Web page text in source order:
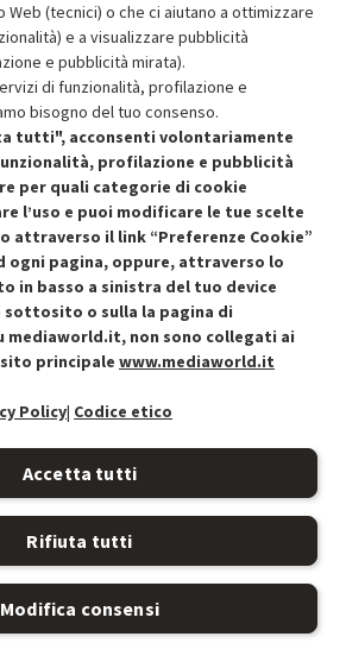
HHP30C 011 - PRMG GRADING OOBN -
OOBN - 10%
BUONO
369.00 -10%
Prezzo ridotto da
332.10 -50%
166.05
RICONDIZIONATI
Web (tecnici) o che ci aiutano a ottimizzare
e a visualizzare pubblicità
e pubblicità mirata).
di funzionalità, profilazione e
bisogno del tuo consenso.
tutti", acconsenti volontariamente
profilazione e pubblicità
per quali categorie di cookie
l’uso e puoi modificare le tue scelte
attraverso il link “Preferenze Cookie”
ogni pagina, oppure, attraverso lo
in basso a sinistra del tuo device
sottosito o sulla la pagina di
mediaworld.it, non sono collegati ai
sito principale www.mediaworld.it
Policy| Codice etico
Accetta tutti
Rifiuta tutti
Modifica consensi